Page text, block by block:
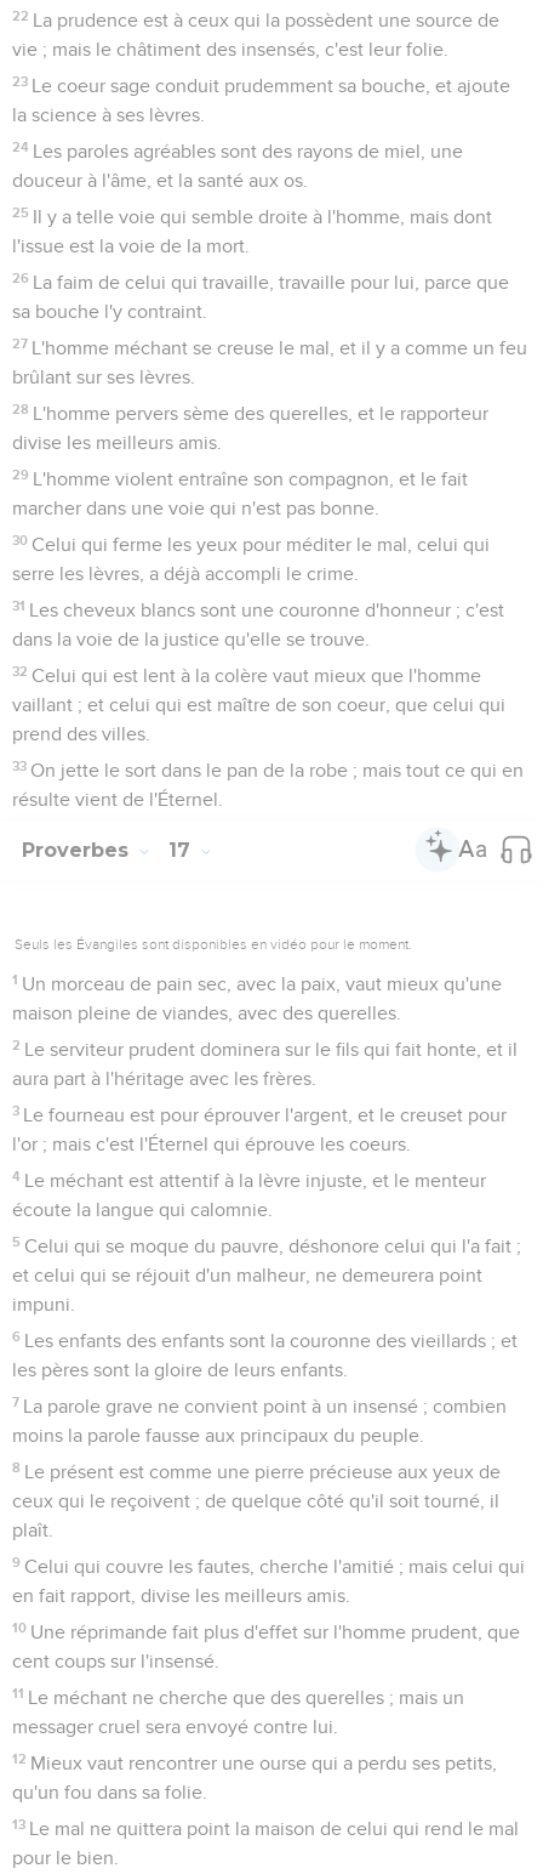
22 La prudence est à ceux qui la possèdent une source de
vie ; mais le châtiment des insensés, c'est leur folie.
23 Le coeur sage conduit prudemment sa bouche, et ajoute
la science à ses lèvres.
24 Les paroles agréables sont des rayons de miel, une
douceur à l'âme, et la santé aux os.
25 Il y a telle voie qui semble droite à l'homme, mais dont
l'issue est la voie de la mort.
26 La faim de celui qui travaille, travaille pour lui, parce que
sa bouche l'y contraint.
27 L'homme méchant se creuse le mal, et il y a comme un feu
brûlant sur ses lèvres.
28 L'homme pervers sème des querelles, et le rapporteur
divise les meilleurs amis.
29 L'homme violent entraîne son compagnon, et le fait
marcher dans une voie qui n'est pas bonne.
30 Celui qui ferme les yeux pour méditer le mal, celui qui
serre les lèvres, a déjà accompli le crime.
31 Les cheveux blancs sont une couronne d'honneur ; c'est
dans la voie de la justice qu'elle se trouve.
32 Celui qui est lent à la colère vaut mieux que l'homme
vaillant ; et celui qui est maître de son coeur, que celui qui
prend des villes.
33 On jette le sort dans le pan de la robe ; mais tout ce qui en
résulte vient de l'Éternel.
Proverbes 17
Seuls les Évangiles sont disponibles en vidéo pour le moment.
1 Un morceau de pain sec, avec la paix, vaut mieux qu'une
maison pleine de viandes, avec des querelles.
2 Le serviteur prudent dominera sur le fils qui fait honte, et il
aura part à l'héritage avec les frères.
3 Le fourneau est pour éprouver l'argent, et le creuset pour
l'or ; mais c'est l'Éternel qui éprouve les coeurs.
4 Le méchant est attentif à la lèvre injuste, et le menteur
écoute la langue qui calomnie.
5 Celui qui se moque du pauvre, déshonore celui qui l'a fait ;
et celui qui se réjouit d'un malheur, ne demeurera point
impuni.
6 Les enfants des enfants sont la couronne des vieillards ; et
les pères sont la gloire de leurs enfants.
7 La parole grave ne convient point à un insensé ; combien
moins la parole fausse aux principaux du peuple.
8 Le présent est comme une pierre précieuse aux yeux de
ceux qui le reçoivent ; de quelque côté qu'il soit tourné, il
plaît.
9 Celui qui couvre les fautes, cherche l'amitié ; mais celui qui
en fait rapport, divise les meilleurs amis.
10 Une réprimande fait plus d'effet sur l'homme prudent, que
cent coups sur l'insensé.
11 Le méchant ne cherche que des querelles ; mais un
messager cruel sera envoyé contre lui.
12 Mieux vaut rencontrer une ourse qui a perdu ses petits,
qu'un fou dans sa folie.
13 Le mal ne quittera point la maison de celui qui rend le mal
pour le bien.